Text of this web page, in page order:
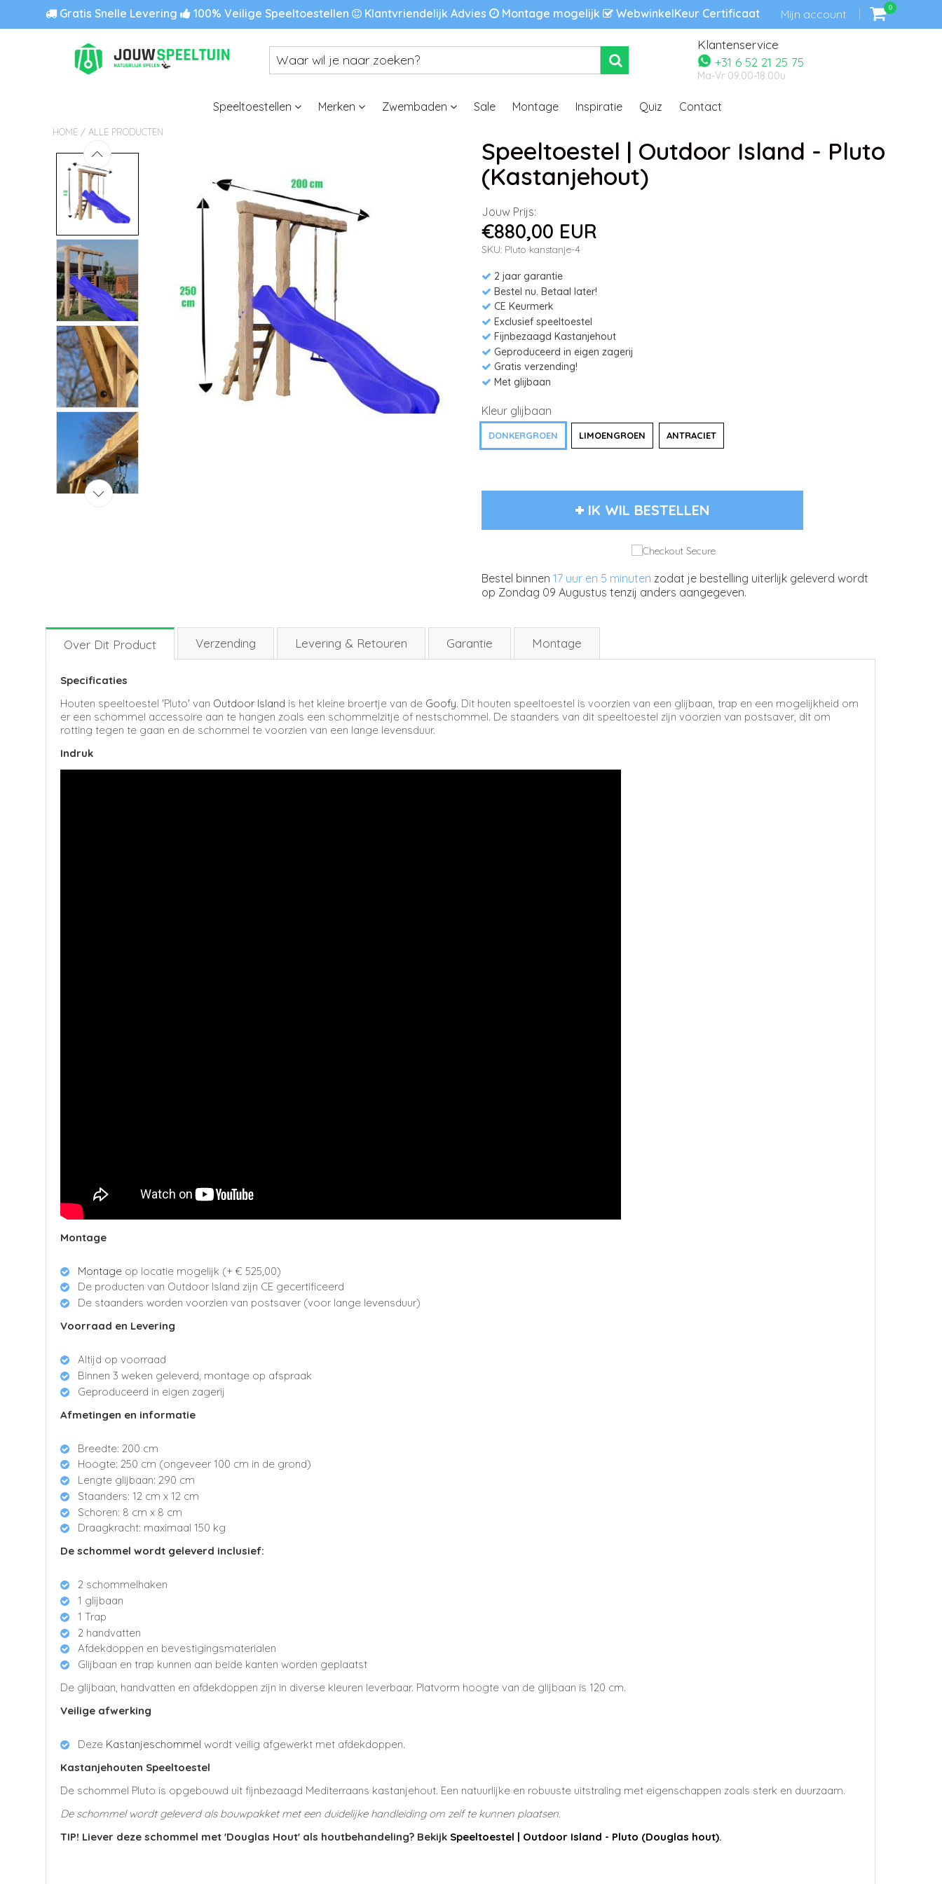
Gratis Snelle Levering 100% Veilige Speeltoestellen Klantvriendelijk Advies Montage mogelijk WebwinkelKeur Certificaat Mijn account 0
Klantenservice
+31 6 52 21 25 75
Ma-Vr 09.00-18.00u
Speeltoestellen Merken Zwembaden Sale Montage Inspiratie Quiz Contact
HOME / ALLE PRODUCTEN
Speeltoestel | Outdoor Island - Pluto
(Kastanjehout)
Jouw Prijs:
€880,00 EUR
SKU: Pluto kanstanje-4
2 jaar garantie
Bestel nu. Betaal later!
CE Keurmerk
Exclusief speeltoestel
Fijnbezaagd Kastanjehout
Geproduceerd in eigen zagerij
Gratis verzending!
Met glijbaan
Kleur glijbaan
DONKERGROEN LIMOENGROEN ANTRACIET
IK WIL BESTELLEN
Bestel binnen 17 uur en 5 minutenzodat je bestelling uiterlijk geleverd wordt
op Zondag 09 Augustus tenzij anders aangegeven.
Over Dit Product Verzending Levering & Retouren Garantie Montage
Specificaties
Houten speeltoestel 'Pluto' van Outdoor Island is het kleine broertje van de Goofy. Dit houten speeltoestel is voorzien van een glijbaan, trap en een mogelijkheid om
er een schommel accessoire aan te hangen zoals een schommelzitje of nestschommel. De staanders van dit speeltoestel zijn voorzien van postsaver, dit om
rotting tegen te gaan en de schommel te voorzien van een lange levensduur.
Indruk
Montage
Montage op locatie mogelijk (+ € 525 ,00)
De producten van Outdoor Island zijn CE gecertificeerd
De staanders worden voorzien van postsaver (voor lange levensduur)
Voorraad en Levering
Altijd op voorraad
Binnen 3 weken geleverd, montage op afspraak
Geproduceerd in eigen zagerij
Afmetingen en informatie
Breedte: 200 cm
Hoogte: 250 cm (ongeveer 100 cm in de grond)
Lengte glijbaan: 290 cm
Staanders: 12 cm x 12 cm
Schoren: 8 cm x 8 cm
Draagkracht: maximaal 150 kg
De schommel wordt geleverd inclusief:
2 schommelhaken
1 glijbaan
1 Trap
2 handvatten
Afdekdoppen en bevestigingsmaterialen
Glijbaan en trap kunnen aan beide kanten worden geplaatst
De glijbaan, handvatten en afdekdoppen zijn in diverse kleuren leverbaar. Platvorm hoogte van de glijbaan is 120 cm.
Veilige afwerking
Deze Kastanjeschommel wordt veilig afgewerkt met afdekdoppen.
Kastanjehouten Speeltoestel
De schommel Pluto is opgebouwd uit fijnbezaagd Mediterraans kastanjehout. Een natuurlijke en robuuste uitstraling met eigenschappen zoals sterk en duurzaam.
De schommel wordt geleverd als bouwpakket met een duidelijke handleiding om zelf te kunnen plaatsen.
TIP! Liever deze schommel met 'Douglas Hout' als houtbehandeling? Bekijk Speeltoestel | Outdoor Island - Pluto (Douglas hout).